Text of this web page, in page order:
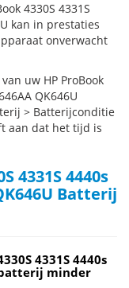
4330S 4331S
kan in prestaties
onverwacht
uw HP ProBook
QK646U
> Batterijconditie
aan dat het tijd is
4331S 4440s
Batterij
4331S 4440s
batterij minder